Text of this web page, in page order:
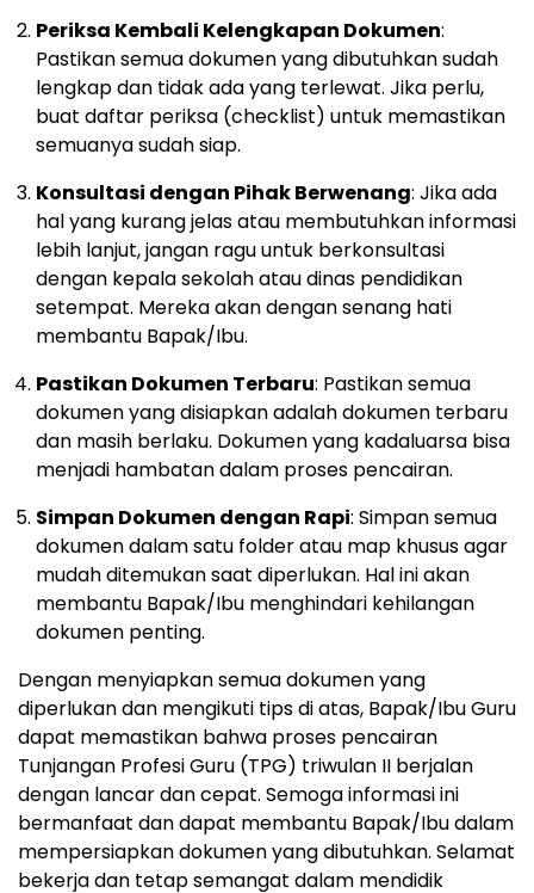
Periksa Kembali Kelengkapan Dokumen:
Pastikan semua dokumen yang dibutuhkan sudah
lengkap dan tidak ada yang terlewat. Jika perlu,
buat daftar periksa (checklist) untuk memastikan
semuanya sudah siap.
Konsultasi dengan Pihak Berwenang: Jika ada
hal yang kurang jelas atau membutuhkan informasi
lebih lanjut, jangan ragu untuk berkonsultasi
dengan kepala sekolah atau dinas pendidikan
setempat. Mereka akan dengan senang hati
membantu Bapak/Ibu.
Pastikan Dokumen Terbaru: Pastikan semua
dokumen yang disiapkan adalah dokumen terbaru
dan masih berlaku. Dokumen yang kadaluarsa bisa
menjadi hambatan dalam proses pencairan.
Simpan Dokumen dengan Rapi: Simpan semua
dokumen dalam satu folder atau map khusus agar
mudah ditemukan saat diperlukan. Hal ini akan
membantu Bapak/Ibu menghindari kehilangan
dokumen penting.
Dengan menyiapkan semua dokumen yang
diperlukan dan mengikuti tips di atas, Bapak/Ibu Guru
dapat memastikan bahwa proses pencairan
Tunjangan Profesi Guru (TPG) triwulan II berjalan
dengan lancar dan cepat. Semoga informasi ini
bermanfaat dan dapat membantu Bapak/Ibu dalam
mempersiapkan dokumen yang dibutuhkan. Selamat
bekerja dan tetap semangat dalam mendidik